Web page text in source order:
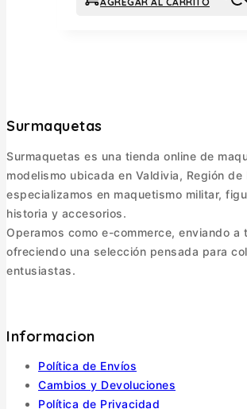
Surmaquetas
Surmaquetas es una tienda online de
modelismo ubicada en Valdivia, Región de
especializamos en maquetismo militar,
historia y accesorios.
Operamos como e-commerce, enviando a
ofreciendo una selección pensada para
entusiastas.
Informacion
Política de Envíos
Cambios y Devoluciones
Política de Privacidad